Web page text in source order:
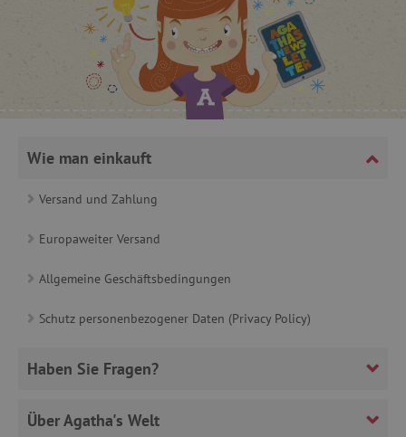
Wie man einkauft
Versand und Zahlung
Europaweiter Versand
Allgemeine Geschäftsbedingungen
Schutz personenbezogener Daten (Privacy Policy)
Haben Sie Fragen?
Über Agatha's Welt
product_filter_remember www.agathaswelt.de
_sp_ses.ab3e
www.agathaswelt.de
CookieScriptConsent
CookieScript
_sp_id.ab3e www.agathaswelt.de